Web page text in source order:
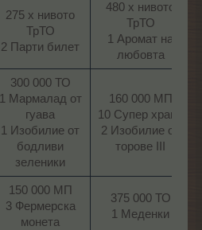
275 х нивото
ТрТО
2 Парти билет​
480 х нивото
ТрТО
1 Аромат на
любовта​
300 000 ТО
1 Мармалад от
гуава
1 Изобилие от
бодливи
зеленики​
160 000 МП
10 Супер храна
2 Изобилие от
торове III​
150 000 МП
3 Фермерска
монета​
375 000 ТО
1 Меденки​